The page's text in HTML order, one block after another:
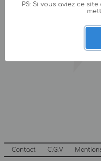
Contact C.G.V
PS: Si vous aviez ce